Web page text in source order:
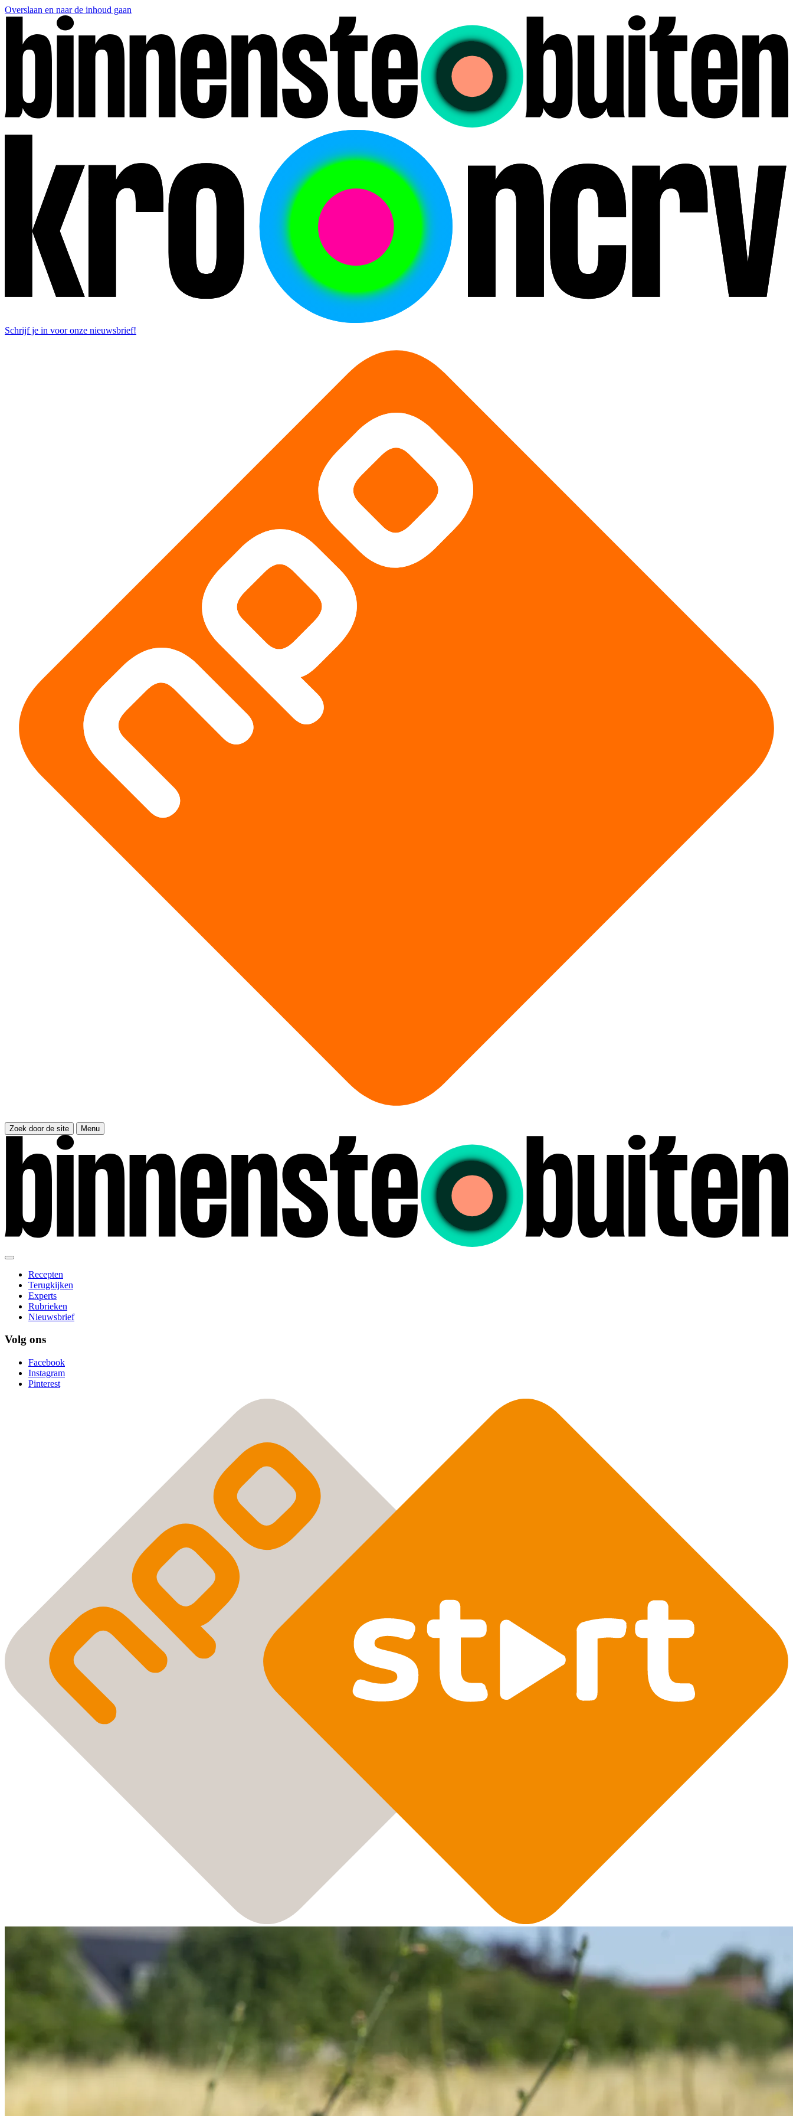
Overslaan en naar de inhoud gaan
Schrijf je in voor onze nieuwsbrief!
Zoek door de site Menu
Recepten
Terugkijken
Experts
Rubrieken
Nieuwsbrief
Volg ons
Facebook
Instagram
Pinterest